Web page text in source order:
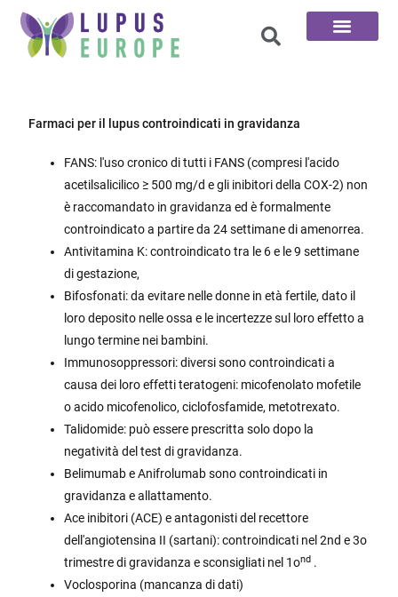
Farmaci per il lupus controindicati in gravidanza
FANS: l'uso cronico di tutti i FANS (compresi l'acido
acetilsalicilico ≥ 500 mg/d e gli inibitori della COX-2) non
è raccomandato in gravidanza ed è formalmente
controindicato a partire da 24 settimane di amenorrea.
Antivitamina K: controindicato tra le 6 e le 9 settimane
di gestazione,
Bifosfonati: da evitare nelle donne in età fertile, dato il
loro deposito nelle ossa e le incertezze sul loro effetto a
lungo termine nei bambini.
Immunosoppressori: diversi sono controindicati a
causa dei loro effetti teratogeni: micofenolato mofetile
o acido micofenolico, ciclofosfamide, metotrexato.
Talidomide: può essere prescritta solo dopo la
negatività del test di gravidanza.
Belimumab e Anifrolumab sono controindicati in
gravidanza e allattamento.
Ace inibitori (ACE) e antagonisti del recettore
dell'angiotensina II (sartani): controindicati nel 2nd e 3o
trimestre di gravidanza e sconsigliati nel 1ond .
Voclosporina (mancanza di dati)